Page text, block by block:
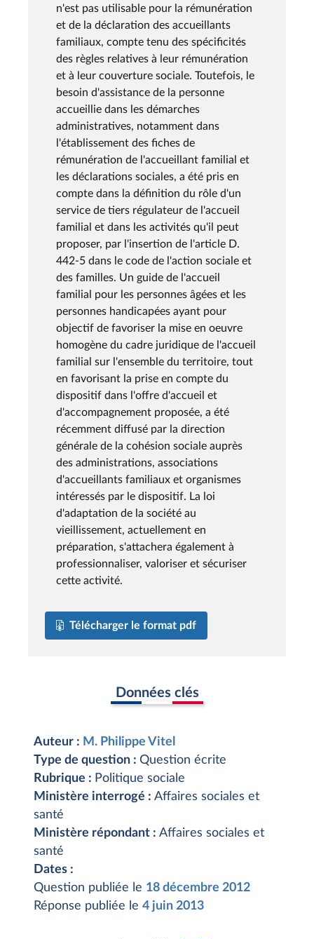
n'est pas utilisable pour la rémunération
et de la déclaration des accueillants
familiaux, compte tenu des spécificités
des règles relatives à leur rémunération
et à leur couverture sociale. Toutefois, le
besoin d'assistance de la personne
accueillie dans les démarches
administratives, notamment dans
l'établissement des fiches de
rémunération de l'accueillant familial et
les déclarations sociales, a été pris en
compte dans la définition du rôle d'un
service de tiers régulateur de l'accueil
familial et dans les activités qu'il peut
proposer, par l'insertion de l'article D.
442-5 dans le code de l'action sociale et
des familles. Un guide de l'accueil
familial pour les personnes âgées et les
personnes handicapées ayant pour
objectif de favoriser la mise en oeuvre
homogène du cadre juridique de l'accueil
familial sur l'ensemble du territoire, tout
en favorisant la prise en compte du
dispositif dans l'offre d'accueil et
d'accompagnement proposée, a été
récemment diffusé par la direction
générale de la cohésion sociale auprès
des administrations, associations
d'accueillants familiaux et organismes
intéressés par le dispositif. La loi
d'adaptation de la société au
vieillissement, actuellement en
préparation, s'attachera également à
professionnaliser, valoriser et sécuriser
cette activité.
Télécharger le format pdf
Données clés
Auteur : M. Philippe Vitel
Type de question : Question écrite
Rubrique : Politique sociale
Ministère interrogé : Affaires sociales et
santé
Ministère répondant : Affaires sociales et
santé
Dates :
Question publiée le 18 décembre 2012
Réponse publiée le 4 juin 2013